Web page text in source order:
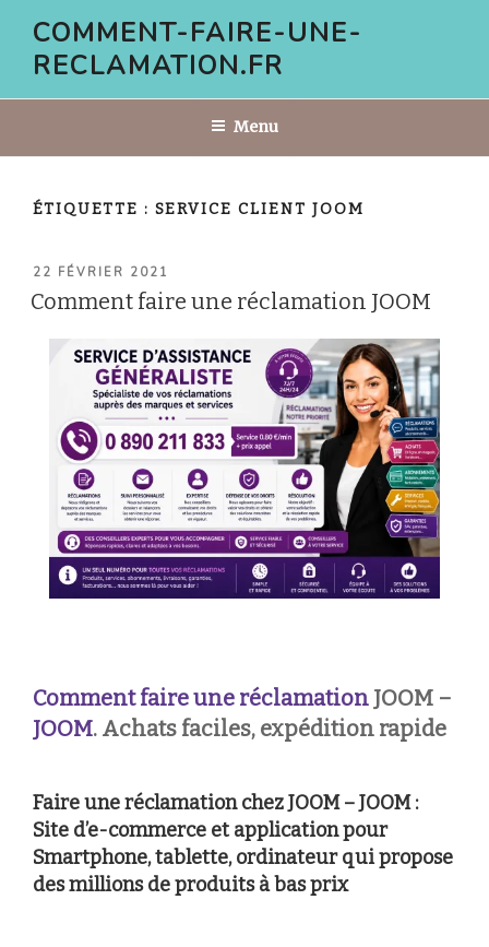
contenu
COMMENT-FAIRE-UNE-
RECLAMATION.FR
Menu
ÉTIQUETTE : SERVICE CLIENT JOOM
PUBLIÉ
LE
22 FÉVRIER 2021
Comment faire une réclamation JOOM
Comment faire une réclamation JOOM –
JOOM. Achats faciles, expédition rapide
Faire une réclamation chez JOOM – JOOM :
Site d’e-commerce et application pour
Smartphone, tablette, ordinateur qui propose
des millions de produits à bas prix